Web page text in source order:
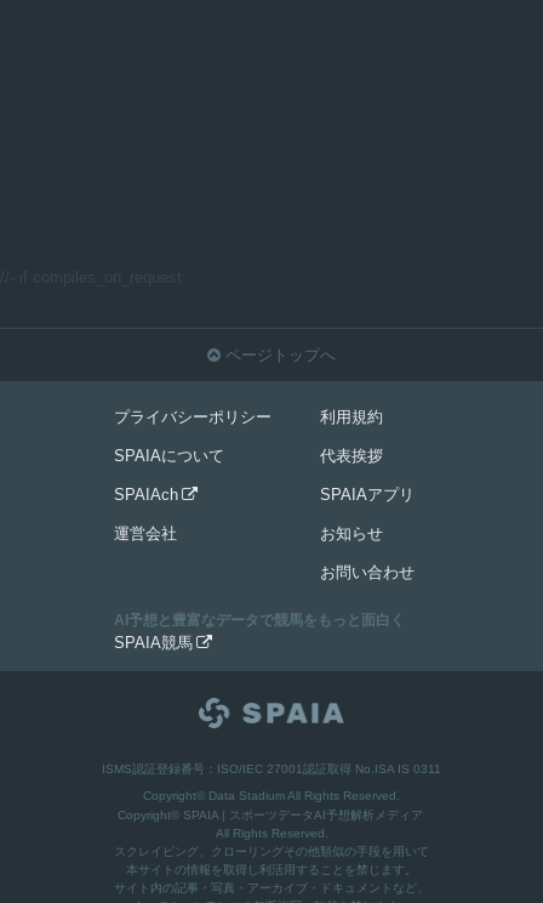
 ページトップへ
プライバシーポリシー
SPAIAについて
SPAIAch 
運営会社
利用規約
代表挨拶
SPAIAアプリ
お知らせ
お問い合わせ
AI予想と豊富なデータで競馬をもっと面白く
SPAIA競馬 
ISMS認証登録番号：ISO/IEC 27001認証取得 No.ISA IS 0311
Copyright© Data Stadium All Rights Reserved.
Copyright© SPAIA | スポーツデータAI予想解析メディア
All Rights Reserved.
スクレイピング、クローリングその他類似の手段を用いて
本サイトの情報を取得し利活用することを禁じます。
サイト内の記事・写真・アーカイブ・ドキュメントなど、